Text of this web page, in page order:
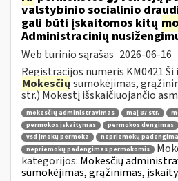
valstybinio socialinio
gali būti įskaitomos kitų
Administracinių
Web turinio sąrašas 2026-06-16
Registracijos numeris KM0421
Mokesčių sumokėjimas,
str.) Mokestį išskaičiuojančio
mokesčių administravimas maį 87 str.
permokos įskaitymas
permokos dengimas
vsd įmokų permoka
nepriemokų
nepriemokų padengimas permokomis
kategorijos: Mokesčių
sumokėjimas, grąžinimas,